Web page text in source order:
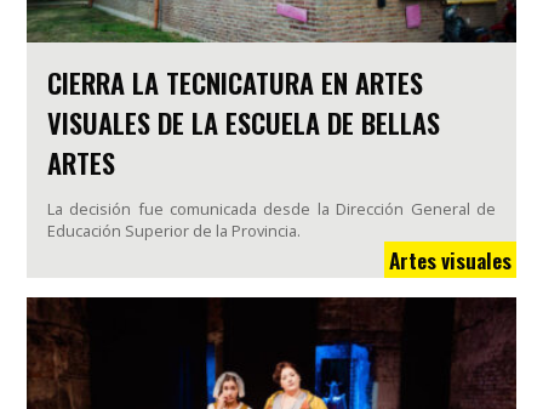
CIERRA LA TECNICATURA EN ARTES
VISUALES DE LA ESCUELA DE BELLAS
ARTES
La decisión fue comunicada desde la Dirección General de
Educación Superior de la Provincia.
Artes visuales